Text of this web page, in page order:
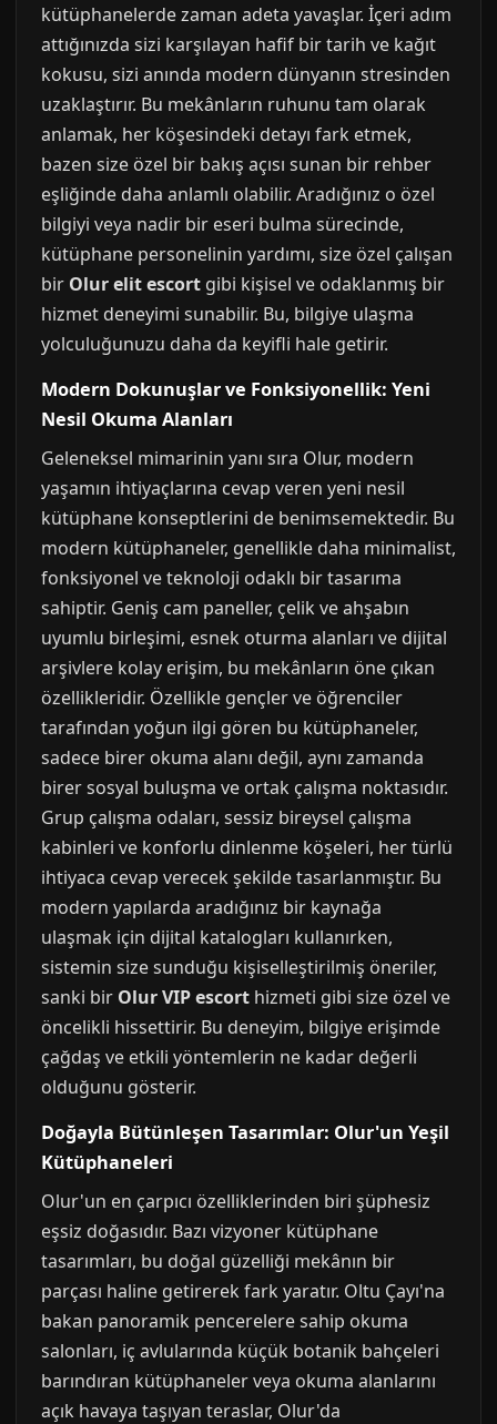
kütüphanelerde zaman adeta yavaşlar. İçeri adım
attığınızda sizi karşılayan hafif bir tarih ve kağıt
kokusu, sizi anında modern dünyanın stresinden
uzaklaştırır. Bu mekânların ruhunu tam olarak
anlamak, her köşesindeki detayı fark etmek,
bazen size özel bir bakış açısı sunan bir rehber
eşliğinde daha anlamlı olabilir. Aradığınız o özel
bilgiyi veya nadir bir eseri bulma sürecinde,
kütüphane personelinin yardımı, size özel çalışan
bir Olur elit escort gibi kişisel ve odaklanmış bir
hizmet deneyimi sunabilir. Bu, bilgiye ulaşma
yolculuğunuzu daha da keyifli hale getirir.
Modern Dokunuşlar ve Fonksiyonellik: Yeni
Nesil Okuma Alanları
Geleneksel mimarinin yanı sıra Olur, modern
yaşamın ihtiyaçlarına cevap veren yeni nesil
kütüphane konseptlerini de benimsemektedir. Bu
modern kütüphaneler, genellikle daha minimalist,
fonksiyonel ve teknoloji odaklı bir tasarıma
sahiptir. Geniş cam paneller, çelik ve ahşabın
uyumlu birleşimi, esnek oturma alanları ve dijital
arşivlere kolay erişim, bu mekânların öne çıkan
özellikleridir. Özellikle gençler ve öğrenciler
tarafından yoğun ilgi gören bu kütüphaneler,
sadece birer okuma alanı değil, aynı zamanda
birer sosyal buluşma ve ortak çalışma noktasıdır.
Grup çalışma odaları, sessiz bireysel çalışma
kabinleri ve konforlu dinlenme köşeleri, her türlü
ihtiyaca cevap verecek şekilde tasarlanmıştır. Bu
modern yapılarda aradığınız bir kaynağa
ulaşmak için dijital katalogları kullanırken,
sistemin size sunduğu kişiselleştirilmiş öneriler,
sanki bir Olur VIP escort hizmeti gibi size özel ve
öncelikli hissettirir. Bu deneyim, bilgiye erişimde
çağdaş ve etkili yöntemlerin ne kadar değerli
olduğunu gösterir.
Doğayla Bütünleşen Tasarımlar: Olur'un Yeşil
Kütüphaneleri
Olur'un en çarpıcı özelliklerinden biri şüphesiz
eşsiz doğasıdır. Bazı vizyoner kütüphane
tasarımları, bu doğal güzelliği mekânın bir
parçası haline getirerek fark yaratır. Oltu Çayı'na
bakan panoramik pencerelere sahip okuma
salonları, iç avlularında küçük botanik bahçeleri
barındıran kütüphaneler veya okuma alanlarını
açık havaya taşıyan teraslar, Olur'da